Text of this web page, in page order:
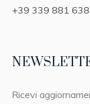
+39 339 881
Ricevi